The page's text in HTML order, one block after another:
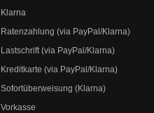
Klarna
Ratenzahlung (via PayPal/Klarna)
Lastschrift (via PayPal/Klarna)
Kreditkarte (via PayPal/Klarna)
Sofortüberweisung (Klarna)
Vorkasse